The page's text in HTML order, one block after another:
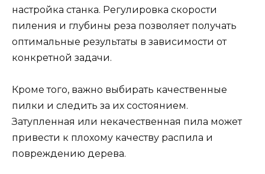
настройка станка. Регулировка скорости
пиления и глубины реза позволяет получать
оптимальные результаты в зависимости от
конкретной задачи.
Кроме того, важно выбирать качественные
пилки и следить за их состоянием.
Затупленная или некачественная пила может
привести к плохому качеству распила и
повреждению дерева.